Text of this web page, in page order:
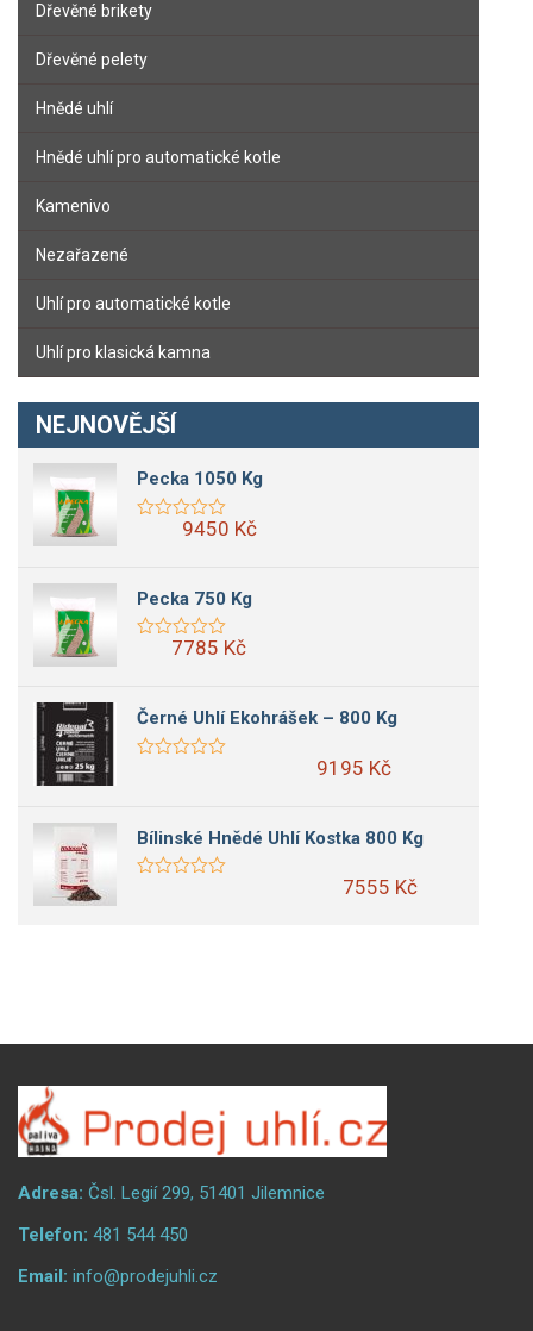
Dřevěné brikety
Dřevěné pelety
Hnědé uhlí
Hnědé uhlí pro automatické kotle
Kamenivo
Nezařazené
Uhlí pro automatické kotle
Uhlí pro klasická kamna
NEJNOVĚJŠÍ
Pecka 1050 Kg
9450 Kč
Pecka 750 Kg
7785 Kč
Černé Uhlí Ekohrášek – 800 Kg
9195 Kč
Bílinské Hnědé Uhlí Kostka 800 Kg
7555 Kč
Adresa: Čsl. Legií 299, 51401 Jilemnice
Telefon: 481 544 450
Email: info@prodejuhli.cz